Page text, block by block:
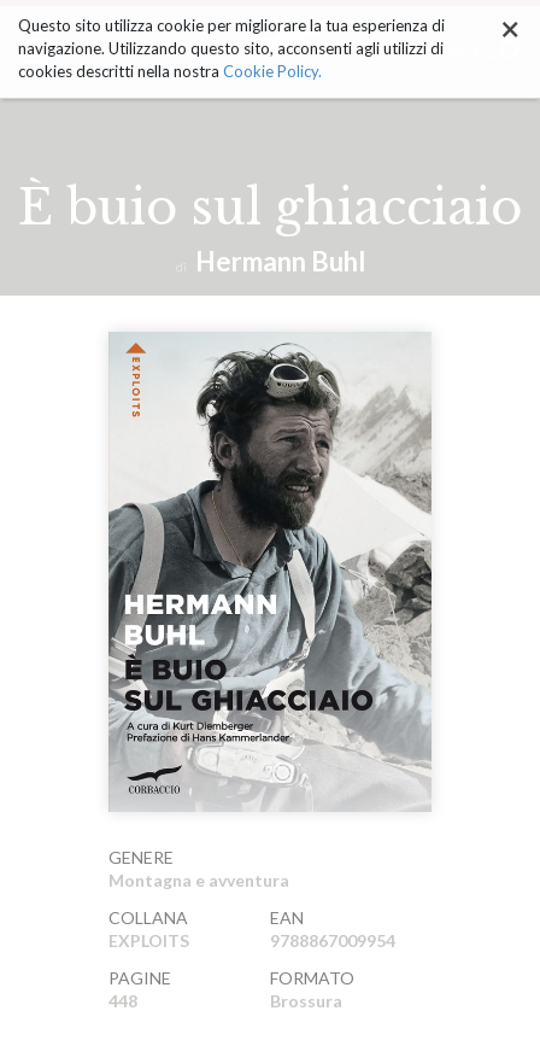
ai
contenuti.
|
Salta
Cerca ... ×
Questo sito utilizza cookie per migliorare la tua esperienza di
navigazione. Utilizzando questo sito, acconsenti agli utilizzi di
cookies descritti nella nostra Cookie Policy.
È buio sul ghiacciaio
Hermann Buhl
GENERE
Montagna e avventura
COLLANA
EXPLOITS
EAN
9788867009954
PAGINE
448
FORMATO
Brossura